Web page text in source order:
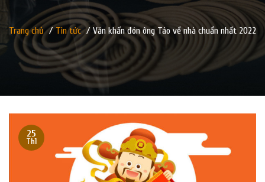
Trang chủ / Tin tức / Văn khấn đón ông Táo về nhà chuẩn nhất 2022
25
Th1